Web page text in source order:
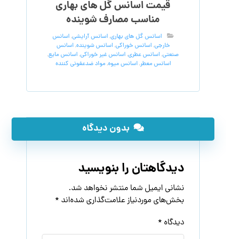
قیمت اسانس گل های بهاری
مناسب مصارف شوینده
اسانس گل های بهاری,اسانس آرایشی,اسانس
خارجی,اسانس خوراکی,اسانس شوینده,اسانس
صنعتی,اسانس عطری,اسانس غیر خوراکی,اسانس مایع,
اسانس معطر,اسانس میوه,مواد ضدعفونی کننده
بدون دیدگاه
دیدگاهتان را بنویسید
نشانی ایمیل شما منتشر نخواهد شد.
بخش‌های موردنیاز علامت‌گذاری شده‌اند *
دیدگاه *